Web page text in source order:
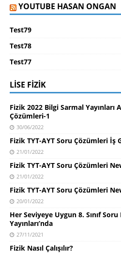
YOUTUBE HASAN ONGAN
Test79
Test78
Test77
LISE FIZIK
Fizik 2022 Bilgi Sarmal Yayınları
Çözümleri-1
30/06/2022
Fizik TYT-AYT Soru Çözümleri İş
21/01/2022
Fizik TYT-AYT Soru Çözümleri
21/01/2022
Fizik TYT-AYT Soru Çözümleri
20/01/2022
Her Seviyeye Uygun 8. Sınıf
Yayınları’nda
27/11/2021
Fizik Nasıl Çalışılır?